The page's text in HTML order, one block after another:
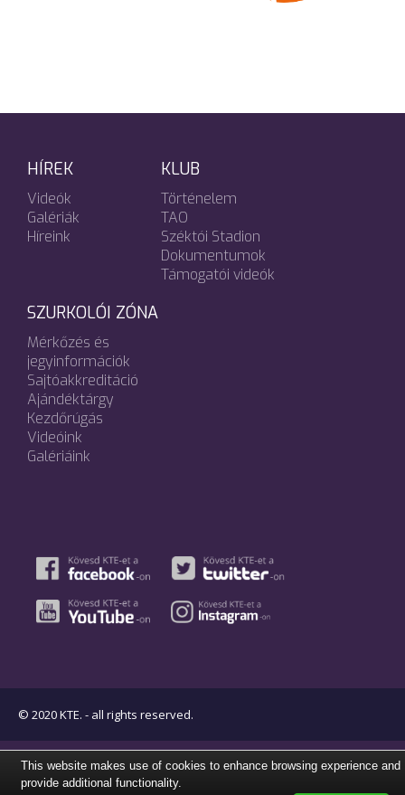
HÍREK
Videók
Galériák
Híreink
KLUB
Történelem
TAO
Széktói Stadion
Dokumentumok
Támogatói videók
SZURKOLÓI ZÓNA
Mérkőzés és
jegyinformációk
Sajtóakkreditáció
Ajándéktárgy
Kezdőrúgás
Videóink
Galériáink
© 2020 KTE. - all rights reserved.
This website makes use of cookies to enhance browsing experience and
provide additional functionality.